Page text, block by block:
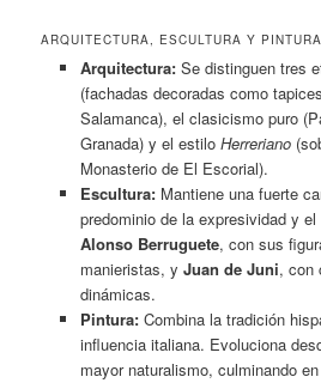
ARQUITECTURA, ESCULTURA Y PINTURA
Arquitectura:Se distinguen tres
(fachadas decoradas como
Salamanca), el clasicismo puro
Granada) y el estilo Herreriano
Monasterio de El Escorial).
Escultura:Mantiene una fuerte
predominio de la expresividad y
Alonso Berruguete, con sus
manieristas, y Juan de Juni, con
dinámicas.
Pintura:Combina la tradición
influencia italiana. Evoluciona
mayor naturalismo, culminando